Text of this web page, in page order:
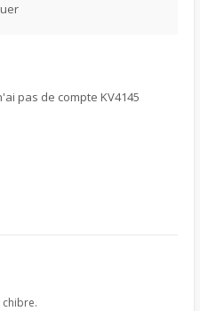
pas de compte KV4145